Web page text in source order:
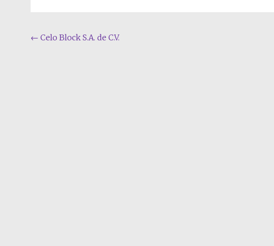
Navegación por la entrada
← Celo Block S.A. de C.V.